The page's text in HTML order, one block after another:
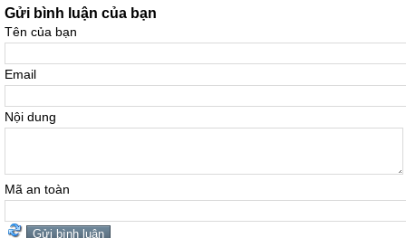
Gửi bình luận của bạn
Tên của bạn
Email
Nội dung
Mã an toàn